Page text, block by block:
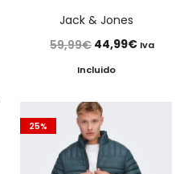
Jack & Jones
59,99€ El
precio
era:
59,99€.
44,99€ElIva
Incluido
25%